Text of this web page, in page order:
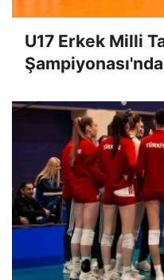
U17 Erkek Milli